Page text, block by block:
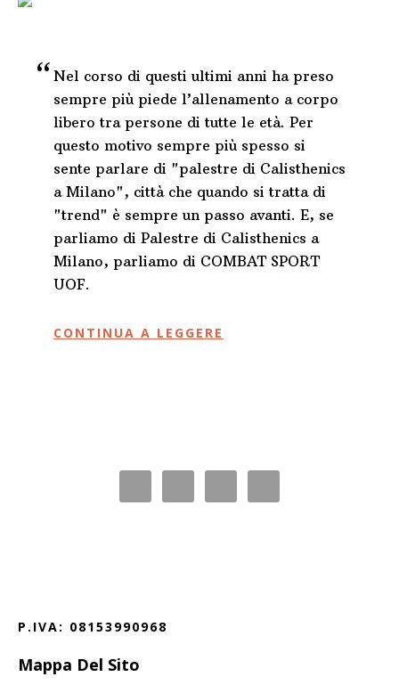
Nel corso di questi ultimi anni ha preso
sempre più piede l’allenamento a corpo
libero tra persone di tutte le età. Per
questo motivo sempre più spesso si
sente parlare di "palestre di Calisthenics
a Milano", città che quando si tratta di
"trend" è sempre un passo avanti. E, se
parliamo di Palestre di Calisthenics a
Milano, parliamo di COMBAT SPORT
UOF.
CONTINUA A LEGGERE
P.IVA: 08153990968
Mappa Del Sito